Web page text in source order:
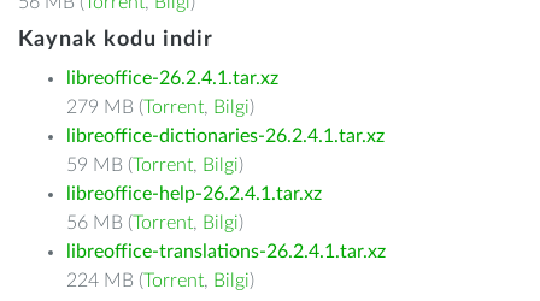
Kaynak kodu indir
libreoffice-26.2.4.1.tar.xz
279 MB (Torrent, Bilgi)
libreoffice-dictionaries-26.2.4.1.tar.xz
59 MB (Torrent, Bilgi)
libreoffice-help-26.2.4.1.tar.xz
56 MB (Torrent, Bilgi)
libreoffice-translations-26.2.4.1.tar.xz
224 MB (Torrent, Bilgi)